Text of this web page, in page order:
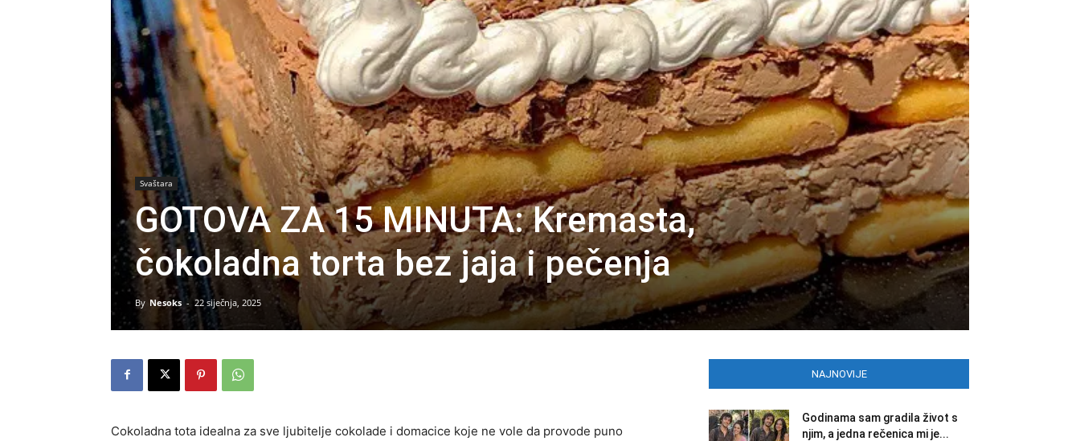
Svaštara
GOTOVA ZA 15 MINUTA: Kremasta,
čokoladna torta bez jaja i pečenja
By Nesoks - 22 siječnja, 2025
Cokoladna tota idealna za sve ljubitelje cokolade i domacice koje ne vole da provode puno
NAJNOVIJE
Godinama sam gradila život s
njim, a jedna rečenica mi je...